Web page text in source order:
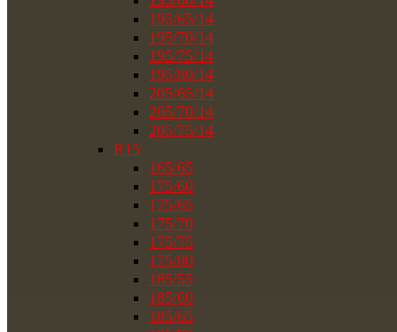
195/65/14
195/70/14
195/75/14
195/80/14
205/65/14
205/70/14
205/75/14
R15
165/65
175/60
175/65
175/70
175/75
175/80
185/55
185/60
185/65